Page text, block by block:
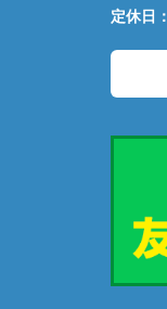
定休日：